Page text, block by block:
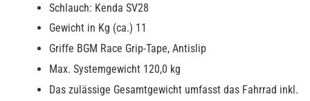
Schlauch: Kenda SV28
Gewicht in Kg (ca.) 11
Griffe BGM Race Grip-Tape, Antislip
Max. Systemgewicht 120,0 kg
Das zulässige Gesamtgewicht umfasst das Fahrrad inkl.